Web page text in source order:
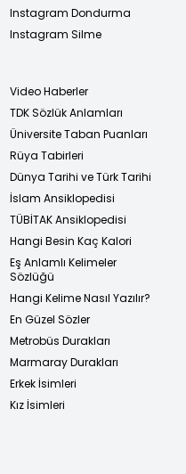
Instagram Dondurma
Instagram Silme
Video Haberler
TDK Sözlük Anlamları
Üniversite Taban Puanları
Rüya Tabirleri
Dünya Tarihi ve Türk Tarihi
İslam Ansiklopedisi
TÜBİTAK Ansiklopedisi
Hangi Besin Kaç Kalori
Eş Anlamlı Kelimeler
Sözlüğü
Hangi Kelime Nasıl Yazılır?
En Güzel Sözler
Metrobüs Durakları
Marmaray Durakları
Erkek İsimleri
Kız İsimleri